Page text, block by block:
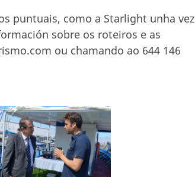
puntuais, como a Starlight unha vez
sobre os roteiros e as
ou chamando ao 644 146